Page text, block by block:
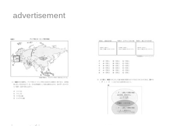
advertisement